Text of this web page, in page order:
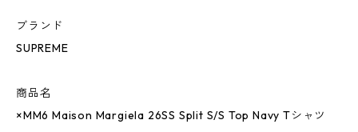
ブランド
SUPREME
商品名
×MM6 Maison Margiela 26SS Split S/S Top Navy Tシャツ